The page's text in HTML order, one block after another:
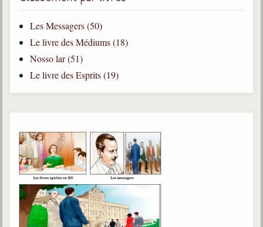
La doctrine Spirite
Les bases du spiritisme
But des manifestations spirites
Esprits
Médiums
Les hommes
Les fondateurs
Les Messagers (50)
Le livre des Médiums (18)
Nosso lar (51)
Le livre des Esprits (19)